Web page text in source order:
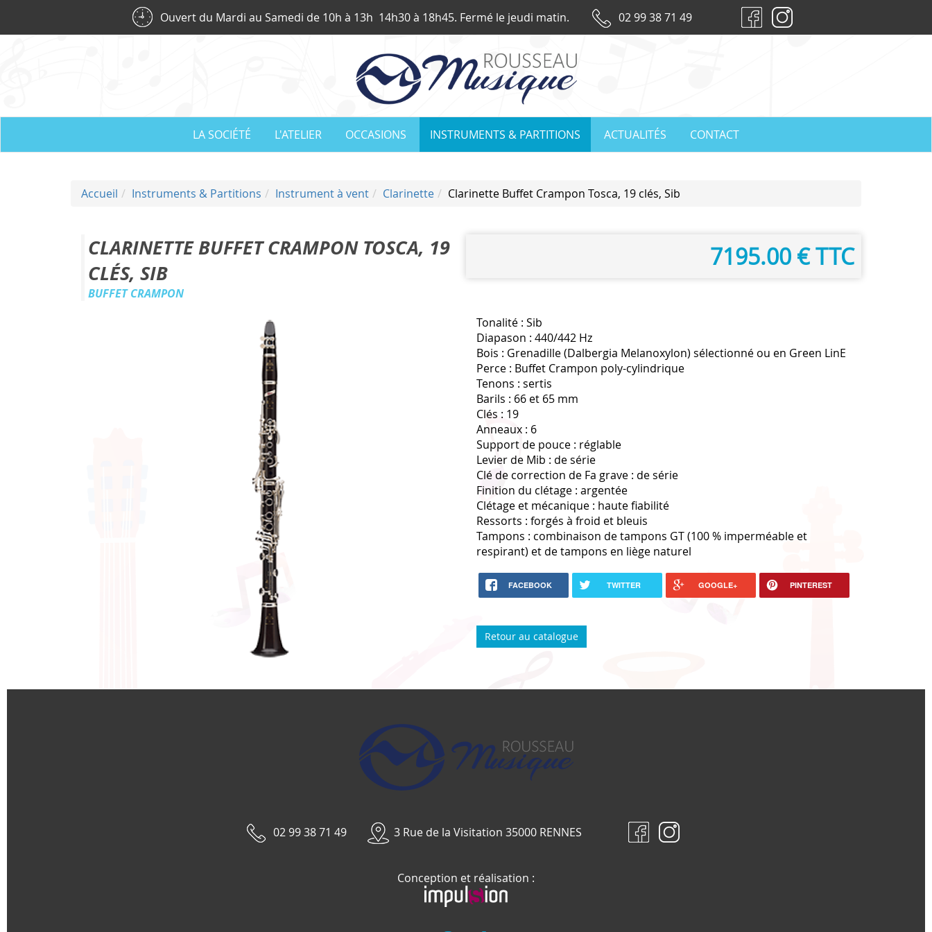
Ouvert du Mardi au Samedi de 10h à 13h 14h30 à 18h45. Fermé le jeudi matin. 02 99 38 71 49
LA SOCIÉTÉ L'ATELIER OCCASIONS INSTRUMENTS & PARTITIONS ACTUALITÉS CONTACT
Accueil Instruments & Partitions Instrument à vent Clarinette Clarinette Buffet Crampon Tosca, 19 clés, Sib
CLARINETTE BUFFET CRAMPON TOSCA, 19
CLÉS, SIB
BUFFET CRAMPON
7195.00 € TTC
Tonalité : Sib
Diapason : 440/442 Hz
Bois : Grenadille (Dalbergia Melanoxylon) sélectionné ou en Green LinE
Perce : Buffet Crampon poly-cylindrique
Tenons : sertis
Barils : 66 et 65 mm
Clés : 19
Anneaux : 6
Support de pouce : réglable
Levier de Mib : de série
Clé de correction de Fa grave : de série
Finition du clétage : argentée
Clétage et mécanique : haute fiabilité
Ressorts : forgés à froid et bleuis
Tampons : combinaison de tampons GT (100 % imperméable et
respirant) et de tampons en liège naturel
FACEBOOK TWITTER GOOGLE+ PINTEREST
Retour au catalogue
02 99 38 71 49 3 Rue de la Visitation 35000 RENNES
Conception et réalisation :
Panneau de gestion des cookies